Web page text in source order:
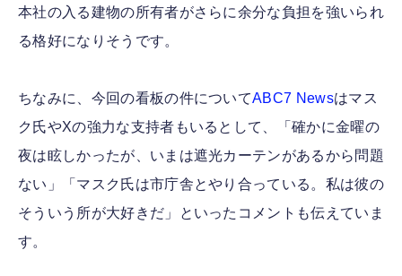
本社の入る建物の所有者がさらに余分な負担を強いられ
る格好になりそうです。
ちなみに、今回の看板の件についてABC7 Newsはマス
ク氏やXの強力な支持者もいるとして、「確かに金曜の
夜は眩しかったが、いまは遮光カーテンがあるから問題
ない」「マスク氏は市庁舎とやり合っている。私は彼の
そういう所が大好きだ」といったコメントも伝えていま
す。